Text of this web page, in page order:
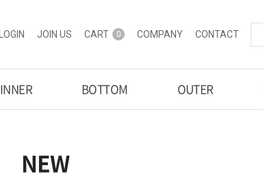
LOGIN JOIN US CART 0 COMPANY CONTACT
INNER BOTTOM OUTER
NEW